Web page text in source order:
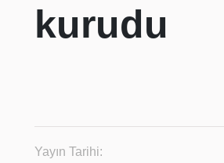
kurudu
Yayın Tarihi: